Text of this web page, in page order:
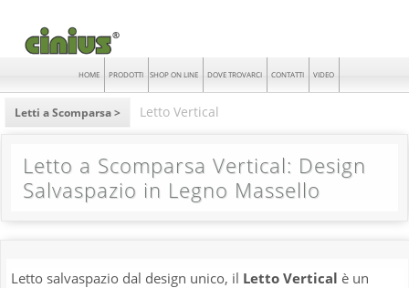
HOME PRODOTTI SHOP ON LINE DOVE TROVARCI CONTATTI VIDEO
Letti a Scomparsa > Letto Vertical
Letto a Scomparsa Vertical: Design
Salvaspazio in Legno Massello
Letto salvaspazio dal design unico, il Letto Vertical è un